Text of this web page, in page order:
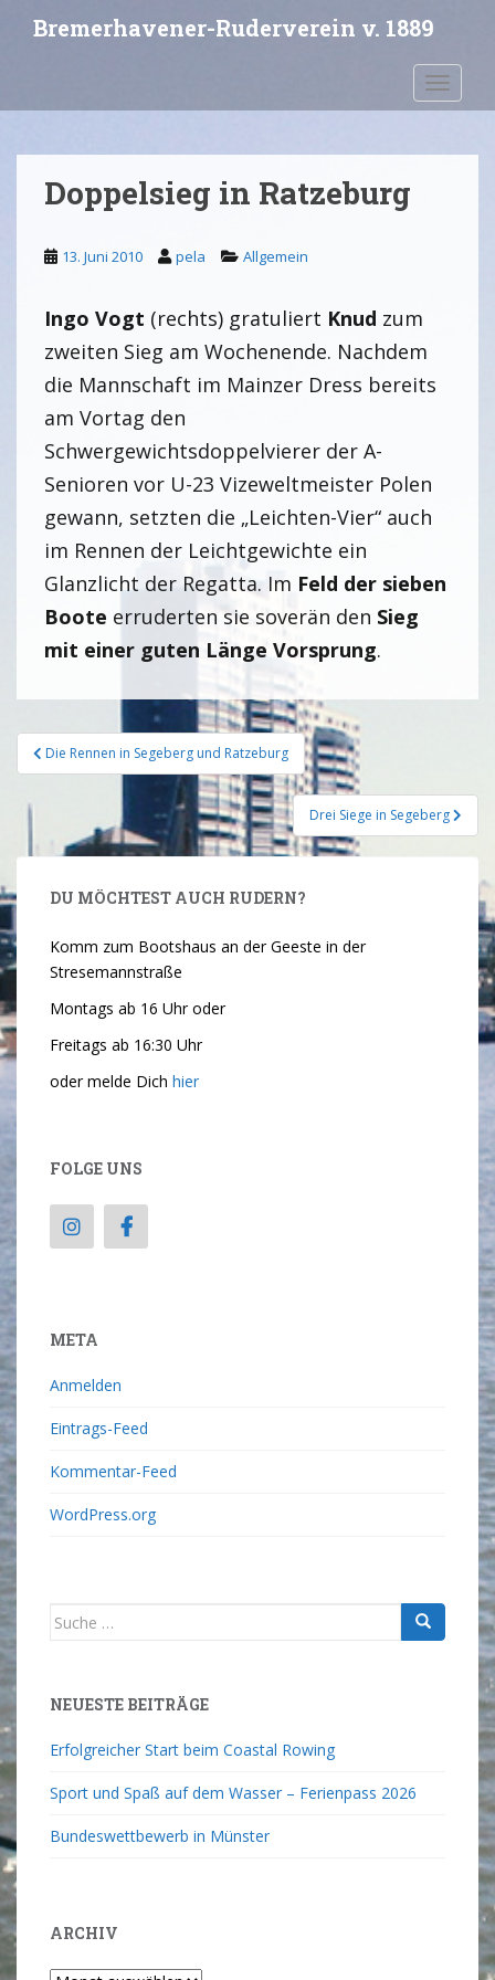
t
Bremerhavener-Ruderverein v. 1889
Toggle
Doppelsieg in Ratzeburg
13. Juni 2010 pela Allgemein
Ingo Vogt (rechts) gratuliert Knud zum
zweiten Sieg am Wochenende. Nachdem
die Mannschaft im Mainzer Dress bereits
am Vortag den
Schwergewichtsdoppelvierer der A-
Senioren vor U-23 Vizeweltmeister Polen
gewann, setzten die „Leichten-Vier“ auch
im Rennen der Leichtgewichte ein
Glanzlicht der Regatta. Im Feld der sieben
Boote erruderten sie soverän den Sieg
mit einer guten Länge Vorsprung.
Die Rennen in Segeberg und Ratzeburg
Drei Siege in Segeberg
DU MÖCHTEST AUCH RUDERN?
Komm zum Bootshaus an der Geeste in der
Stresemannstraße
Montags ab 16 Uhr oder
Freitags ab 16:30 Uhr
oder melde Dich hier
FOLGE UNS
META
Anmelden
Eintrags-Feed
Kommentar-Feed
WordPress.org
NEUESTE BEITRÄGE
Erfolgreicher Start beim Coastal Rowing
Sport und Spaß auf dem Wasser – Ferienpass 2026
Bundeswettbewerb in Münster
ARCHIV